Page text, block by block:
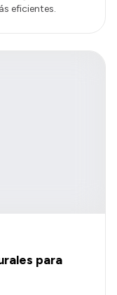
eficientes.
para